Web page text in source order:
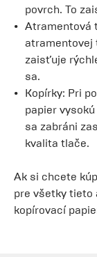
povrch. To
Atramentová
atramentovej
zaisťuje
sa.
Kopírky: Pri
papier
sa zabráni
kvalita tlače.
Ak si chcete
pre všetky tieto
kopírovací